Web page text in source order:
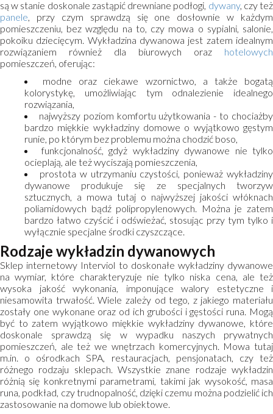
są w stanie doskonale zastąpić drewniane podłogi, dywany, czy też
panele, przy czym sprawdzą się one dosłownie w każdym
pomieszczeniu, bez względu na to, czy mowa o sypialni, salonie,
pokoiku dziecięcym. Wykładzina dywanowa jest zatem idealnym
rozwiązaniem również dla biurowych oraz hotelowych
pomieszczeń, oferując:
modne oraz ciekawe wzornictwo, a także bogatą
kolorystykę, umożliwiając tym odnalezienie idealnego
rozwiązania,
najwyższy poziom komfortu użytkowania - to chociażby
bardzo miękkie wykładziny domowe o wyjątkowo gęstym
runie, po którym bez problemu można chodzić boso,
funkcjonalność, gdyż wykładziny dywanowe nie tylko
ocieplają, ale też wyciszają pomieszczenia,
prostota w utrzymaniu czystości, ponieważ wykładziny
dywanowe produkuje się ze specjalnych tworzyw
sztucznych, a mowa tutaj o najwyższej jakości włóknach
poliamidowych bądź polipropylenowych. Można je zatem
bardzo łatwo czyścić i odświeżać, stosując przy tym tylko i
wyłącznie specjalne środki czyszczące.
Rodzaje wykładzin dywanowych
Sklep internetowy Interviol to doskonałe wykładziny dywanowe
na wymiar, które charakteryzuje nie tylko niska cena, ale też
wysoka jakość wykonania, imponujące walory estetyczne i
niesamowita trwałość. Wiele zależy od tego, z jakiego materiału
zostały one wykonane oraz od ich grubości i gęstości runa. Mogą
być to zatem wyjątkowo miękkie wykładziny dywanowe, które
doskonale sprawdzą się w wypadku naszych prywatnych
pomieszczeń, ale też we wnętrzach komercyjnych. Mowa tutaj
m.in. o ośrodkach SPA, restauracjach, pensjonatach, czy też
różnego rodzaju sklepach. Wszystkie znane rodzaje wykładzin
różnią się konkretnymi parametrami, takimi jak wysokość, masa
runa, podkład, czy trudnopalność, dzięki czemu można podzielić ich
zastosowanie na domowe lub obiektowe.